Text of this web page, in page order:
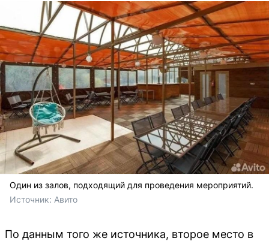
Один из залов, подходящий для проведения мероприятий.
Источник: Авито
По данным того же источника, второе место в